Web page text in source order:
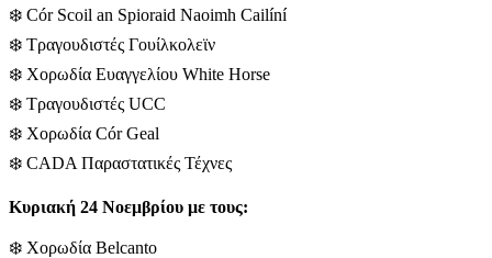
❄️ Cór Scoil an Spioraid Naoimh Cailíní
❄️ Τραγουδιστές Γουίλκολεϊν
❄️ Χορωδία Ευαγγελίου White Horse
❄️ Τραγουδιστές UCC
❄️ Χορωδία Cór Geal
❄️ CADA Παραστατικές Τέχνες
Κυριακή 24 Νοεμβρίου με τους:
❄️ Χορωδία Belcanto